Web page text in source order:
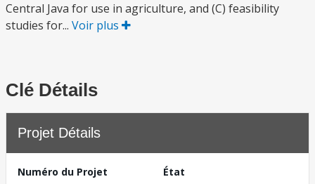
Central Java for use in agriculture, and (C) feasibility
studies for... Voir plus
Clé Détails
Projet Détails
Numéro du Projet
État